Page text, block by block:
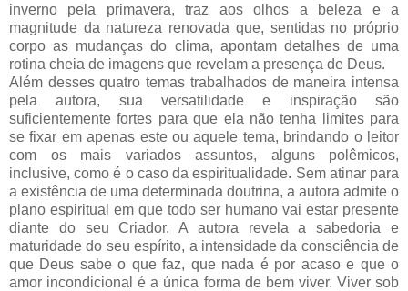
inverno pela primavera, traz aos olhos a beleza e a
magnitude da natureza renovada que, sentidas no próprio
corpo as mudanças do clima, apontam detalhes de uma
rotina cheia de imagens que revelam a presença de Deus.
Além desses quatro temas trabalhados de maneira intensa
pela autora, sua versatilidade e inspiração são
suficientemente fortes para que ela não tenha limites para
se fixar em apenas este ou aquele tema, brindando o leitor
com os mais variados assuntos, alguns polêmicos,
inclusive, como é o caso da espiritualidade. Sem atinar para
a existência de uma determinada doutrina, a autora admite o
plano espiritual em que todo ser humano vai estar presente
diante do seu Criador. A autora revela a sabedoria e
maturidade do seu espírito, a intensidade da consciência de
que Deus sabe o que faz, que nada é por acaso e que o
amor incondicional é a única forma de bem viver. Viver sob